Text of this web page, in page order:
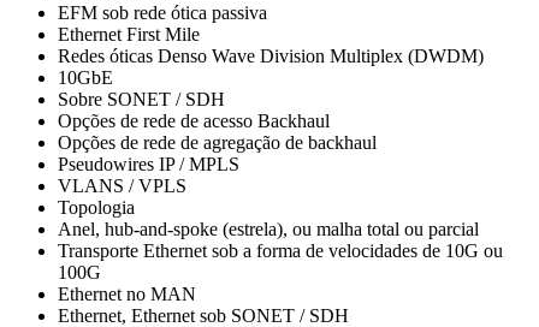
EFM sob rede ótica passiva
Ethernet First Mile
Redes óticas Denso Wave Division Multiplex (DWDM)
10GbE
Sobre SONET / SDH
Opções de rede de acesso Backhaul
Opções de rede de agregação de backhaul
Pseudowires IP / MPLS
VLANS / VPLS
Topologia
Anel, hub-and-spoke (estrela), ou malha total ou parcial
Transporte Ethernet sob a forma de velocidades de 10G ou
100G
Ethernet no MAN
Ethernet, Ethernet sob SONET / SDH